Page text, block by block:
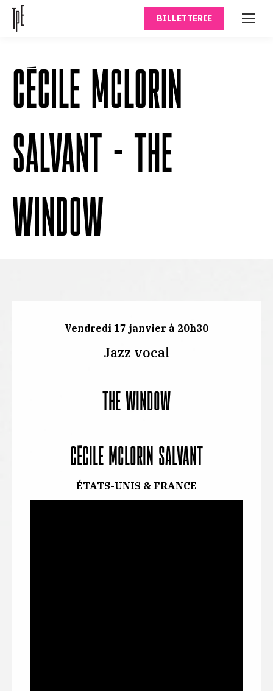
BILLETTERIE
CÉCILE MCLORIN
SALVANT – THE
WINDOW
Vendredi 17 janvier à 20h30
Jazz vocal
THE WINDOW
CÉCILE MCLORIN SALVANT
ÉTATS-UNIS & FRANCE